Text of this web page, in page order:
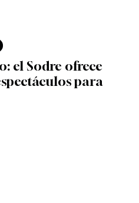
el Sodre ofrece
para